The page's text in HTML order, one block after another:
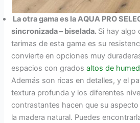
La otra gama es la AQUA PRO
sincronizada – biselada. Si hay algo
tarimas de esta gama es su
convierte en opciones muy
espacios con gradosaltos de
Además son ricas en detalles, y el
textura profunda y los diferentes
contrastantes hacen que su
la madera natural. Puedes